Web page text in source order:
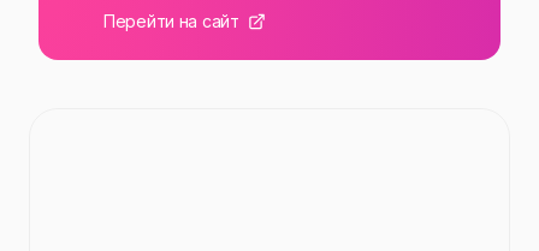
Перейти на сайт